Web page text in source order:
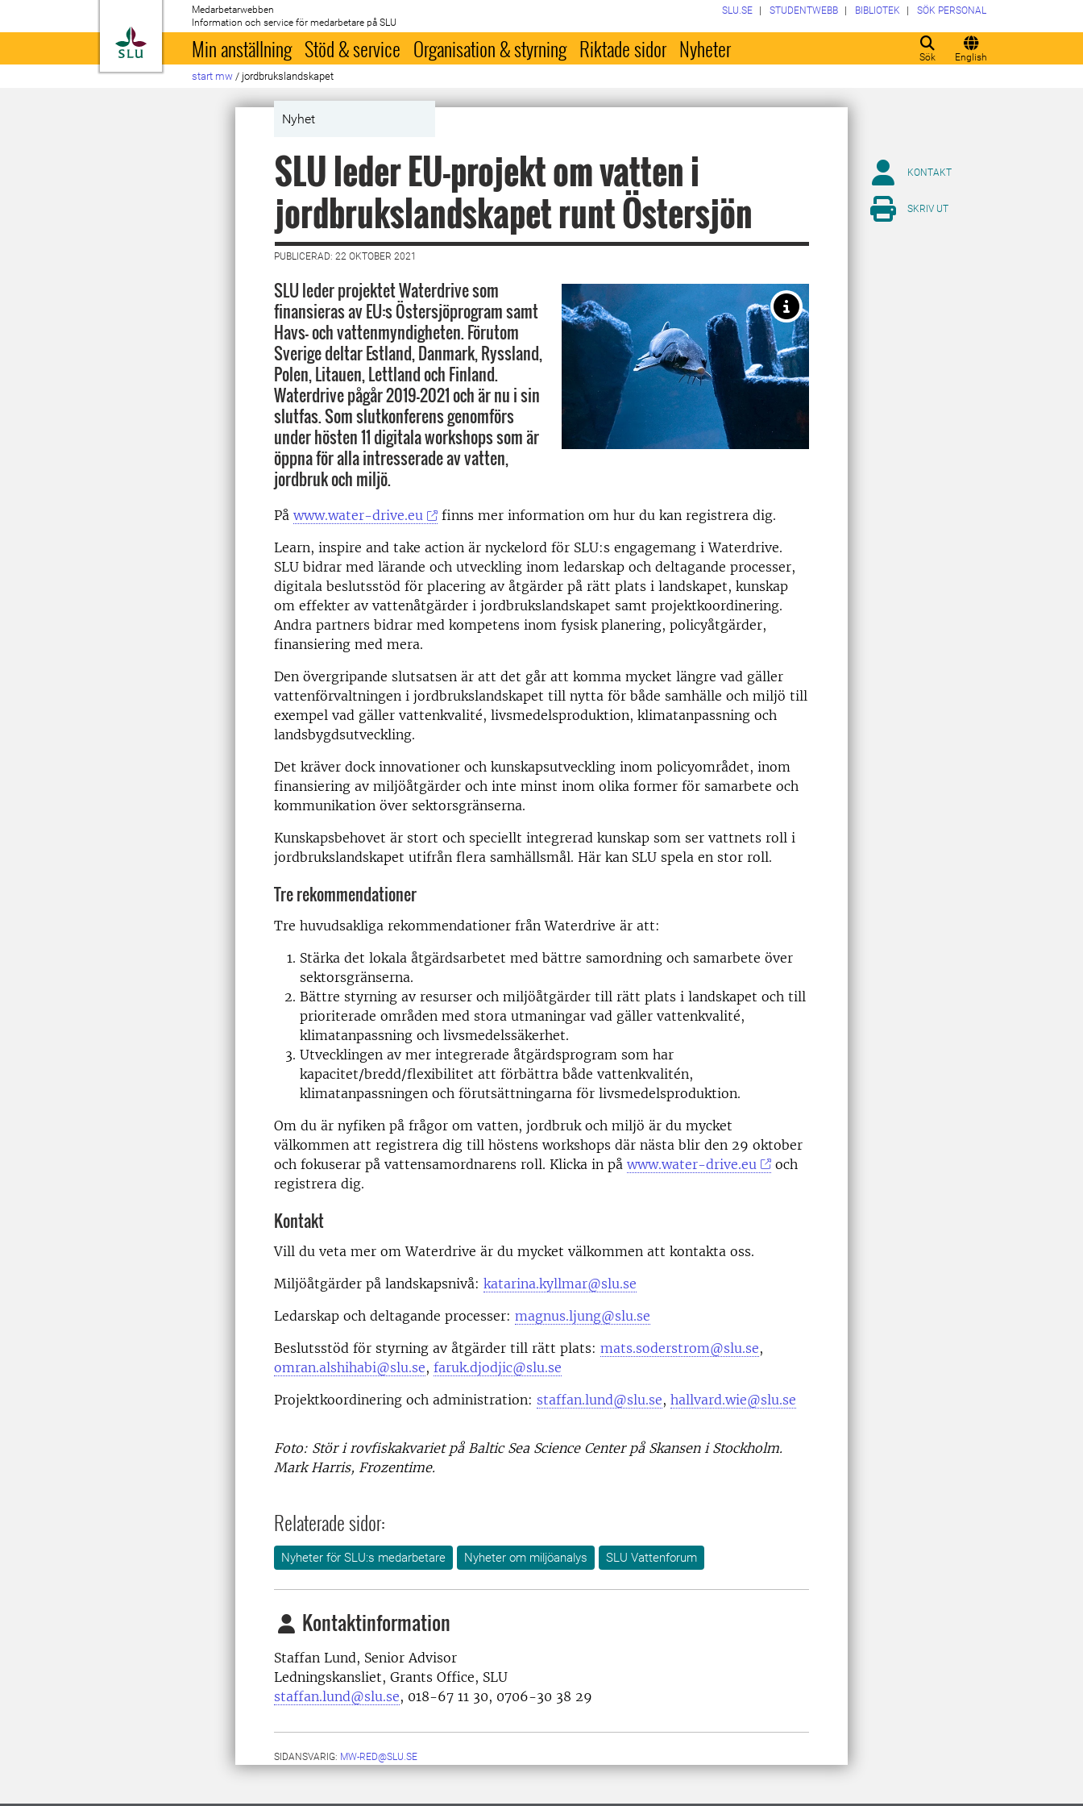
Till startsida
Medarbetarwebben
Information och service för medarbetare på SLU
Sök English
SLU.SE STUDENTWEBB BIBLIOTEK SÖK PERSONAL
Min anställning Stöd & service Organisation & styrning Riktade sidor Nyheter
start mw / jordbrukslandskapet
Nyhet
SLU leder EU-projekt om vatten i
jordbrukslandskapet runt Östersjön
PUBLICERAD: 22 OKTOBER 2021
SLU leder projektet Waterdrive som
finansieras av EU:s Östersjöprogram samt
Havs- och vattenmyndigheten. Förutom
Sverige deltar Estland, Danmark, Ryssland,
Polen, Litauen, Lettland och Finland.
Waterdrive pågår 2019-2021 och är nu i sin
slutfas. Som slutkonferens genomförs
under hösten 11 digitala workshops som är
öppna för alla intresserade av vatten,
jordbruk och miljö.
På www.water-drive.eu
finns mer information om hur du kan registrera dig.
Learn, inspire and take action är nyckelord för SLU:s engagemang i Waterdrive.
SLU bidrar med lärande och utveckling inom ledarskap och deltagande processer,
digitala beslutsstöd för placering av åtgärder på rätt plats i landskapet, kunskap
om effekter av vattenåtgärder i jordbrukslandskapet samt projektkoordinering.
Andra partners bidrar med kompetens inom fysisk planering, policyåtgärder,
finansiering med mera.
Den övergripande slutsatsen är att det går att komma mycket längre vad gäller
vattenförvaltningen i jordbrukslandskapet till nytta för både samhälle och miljö till
exempel vad gäller vattenkvalité, livsmedelsproduktion, klimatanpassning och
landsbygdsutveckling.
Det kräver dock innovationer och kunskapsutveckling inom policyområdet, inom
finansiering av miljöåtgärder och inte minst inom olika former för samarbete och
kommunikation över sektorsgränserna.
Kunskapsbehovet är stort och speciellt integrerad kunskap som ser vattnets roll i
jordbrukslandskapet utifrån flera samhällsmål. Här kan SLU spela en stor roll.
Tre rekommendationer
Tre huvudsakliga rekommendationer från Waterdrive är att:
Stärka det lokala åtgärdsarbetet med bättre samordning och samarbete över
sektorsgränserna.
Bättre styrning av resurser och miljöåtgärder till rätt plats i landskapet och till
prioriterade områden med stora utmaningar vad gäller vattenkvalité,
klimatanpassning och livsmedelssäkerhet.
Utvecklingen av mer integrerade åtgärdsprogram som har
kapacitet/bredd/flexibilitet att förbättra både vattenkvalitén,
klimatanpassningen och förutsättningarna för livsmedelsproduktion.
Om du är nyfiken på frågor om vatten, jordbruk och miljö är du mycket
välkommen att registrera dig till höstens workshops där nästa blir den 29 oktober
och fokuserar på vattensamordnarens roll. Klicka in på www.water-drive.eu
och
registrera dig.
Kontakt
Vill du veta mer om Waterdrive är du mycket välkommen att kontakta oss.
Miljöåtgärder på landskapsnivå: katarina.kyllmar@slu.se
Ledarskap och deltagande processer: magnus.ljung@slu.se
Beslutsstöd för styrning av åtgärder till rätt plats: mats.soderstrom@slu.se,
omran.alshihabi@slu.se, faruk.djodjic@slu.se
Projektkoordinering och administration: staffan.lund@slu.se, hallvard.wie@slu.se
Foto: Stör i rovfiskakvariet på Baltic Sea Science Center på Skansen i Stockholm.
Mark Harris, Frozentime.
Relaterade sidor:
Nyheter för SLU:s medarbetare Nyheter om miljöanalys SLU Vattenforum
Kontaktinformation
Staffan Lund, Senior Advisor
Ledningskansliet, Grants Office, SLU
staffan.lund@slu.se, 018-67 11 30, 0706-30 38 29
SIDANSVARIG: MW-RED@SLU.SE
KONTAKT
SKRIV UT